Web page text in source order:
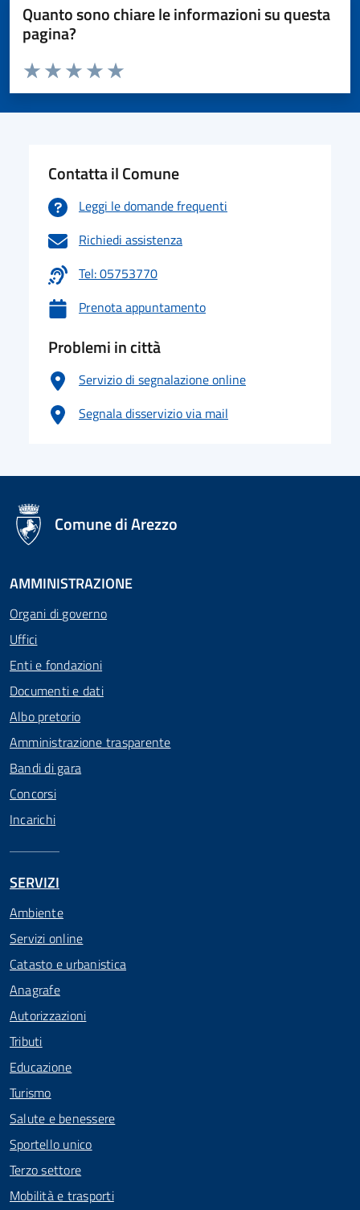
Quanto sono chiare le informazioni su questa
pagina?
Valuta da 1 a 5 stelle la pagina
Valuta 5 stelle su 5
Valuta 4 stelle su 5
Valuta 3 stelle su 5
Valuta 2 stelle su 5
Valuta 1 stelle su 5
Contatta il Comune
Leggi le domande frequenti
Richiedi assistenza
Tel: 05753770
Prenota appuntamento
Problemi in città
Servizio di segnalazione online
Segnala disservizio via mail
logo Unione Europea
Comune di Arezzo
AMMINISTRAZIONE
Organi di governo
Uffici
Enti e fondazioni
Documenti e dati
Albo pretorio
Amministrazione trasparente
Bandi di gara
Concorsi
Incarichi
SERVIZI
Ambiente
Servizi online
Catasto e urbanistica
Anagrafe
Autorizzazioni
Tributi
Educazione
Turismo
Salute e benessere
Sportello unico
Terzo settore
Mobilità e trasporti